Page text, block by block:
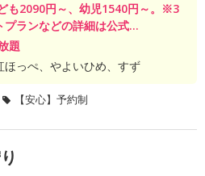
も2090円～、幼児1540円～。※3
プランなどの詳細は公式...
題
っぺ、やよいひめ、すず
【安心】予約制